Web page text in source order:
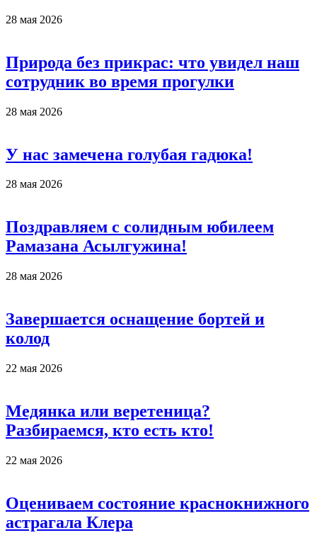
28 мая 2026
Природа без прикрас: что увидел наш
сотрудник во время прогулки
28 мая 2026
У нас замечена голубая гадюка!
28 мая 2026
Поздравляем с солидным юбилеем
Рамазана Асылгужина!
28 мая 2026
Завершается оснащение бортей и
колод
22 мая 2026
Медянка или веретеница?
Разбираемся, кто есть кто!
22 мая 2026
Оцениваем состояние краснокнижного
астрагала Клера